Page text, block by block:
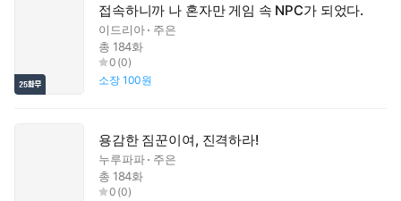
접속하니까 나 혼자만 게임 속 NPC가 되었다.
이드리아
주은
총 184화
0 (0)
소장 100원
용감한 짐꾼이여, 진격하라!
누루파파
주은
총 184화
0 (0)